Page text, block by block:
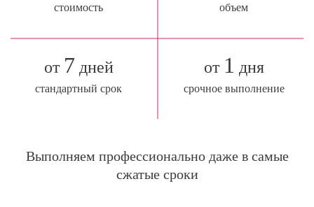
стоимость объем
от 7 дней
стандартный срок
от 1 дня
срочное выполнение
Выполняем профессионально даже в самые
сжатые сроки